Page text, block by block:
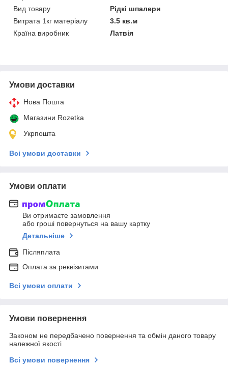
Вид товару
Рідкі шпалери
Витрата 1кг матеріалу
3.5 кв.м
Країна виробник
Латвія
Умови доставки
Нова Пошта
Магазини Rozetka
Укрпошта
Всі умови доставки
Умови оплати
Ви отримаєте замовлення
або гроші повернуться на вашу картку
Детальніше
Післяплата
Оплата за реквізитами
Всі умови оплати
Умови повернення
Законом не передбачено повернення та обмін даного товару
належної якості
Всі умови повернення